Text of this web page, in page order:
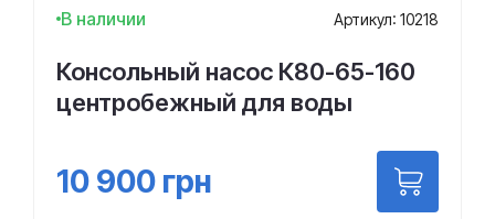
В наличии Артикул: 10218
Консольный насос К80-65-160
центробежный для воды
10 900 грн